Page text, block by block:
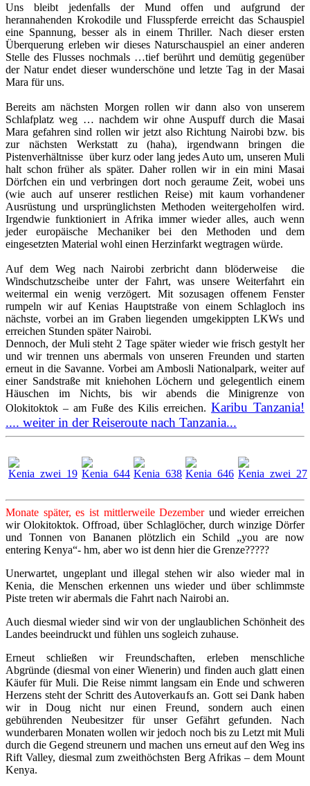
Uns bleibt jedenfalls der Mund offen und aufgrund der
herannahenden Krokodile und Flusspferde erreicht das Schauspiel
eine Spannung, besser als in einem Thriller. Nach dieser ersten
Überquerung erleben wir dieses Naturschauspiel an einer anderen
Stelle des Flusses nochmals …tief berührt und demütig gegenüber
der Natur endet dieser wunderschöne und letzte Tag in der Masai
Mara für uns.
Bereits am nächsten Morgen rollen wir dann also von unserem
Schlafplatz weg … nachdem wir ohne Auspuff durch die Masai
Mara gefahren sind rollen wir jetzt also Richtung Nairobi bzw. bis
zur nächsten Werkstatt zu (haha), irgendwann bringen die
Pistenverhältnisse über kurz oder lang jedes Auto um, unseren Muli
halt schon früher als später. Daher rollen wir in ein mini Masai
Dörfchen ein und verbringen dort noch geraume Zeit, wobei uns
(wie auch auf unserer restlichen Reise) mit kaum vorhandener
Ausrüstung und ursprünglichsten Methoden weitergeholfen wird.
Irgendwie funktioniert in Afrika immer wieder alles, auch wenn
jeder europäische Mechaniker bei den Methoden und dem
eingesetzten Material wohl einen Herzinfarkt wegtragen würde.
Auf dem Weg nach Nairobi zerbricht dann blöderweise die
Windschutzscheibe unter der Fahrt, was unsere Weiterfahrt ein
weitermal ein wenig verzögert. Mit sozusagen offenem Fenster
rumpeln wir auf Kenias Hauptstraße von einem Schlagloch ins
nächste, vorbei an im Graben liegenden umgekippten LKWs und
erreichen Stunden später Nairobi.
Dennoch, der Muli steht 2 Tage später wieder wie frisch gestylt her
und wir trennen uns abermals von unseren Freunden und starten
erneut in die Savanne. Vorbei am Ambosli Nationalpark, weiter auf
einer Sandstraße mit kniehohen Löchern und gelegentlich einem
Häuschen im Nichts, bis wir abends die Minigrenze von
Olokitoktok – am Fuße des Kilis erreichen. Karibu Tanzania!
.... weiter in der Reiseroute nach Tanzania...
Monate später, es ist mittlerweile Dezemberund wieder erreichen
wir Olokitoktok. Offroad, über Schlaglöcher, durch winzige Dörfer
und Tonnen von Bananen plötzlich ein Schild „you are now
entering Kenya“- hm, aber wo ist denn hier die Grenze?????
Unerwartet, ungeplant und illegal stehen wir also wieder mal in
Kenia, die Menschen erkennen uns wieder und über schlimmste
Piste treten wir abermals die Fahrt nach Nairobi an.
Auch diesmal wieder sind wir von der unglaublichen Schönheit des
Landes beeindruckt und fühlen uns sogleich zuhause.
Erneut schließen wir Freundschaften, erleben menschliche
Abgründe (diesmal von einer Wienerin) und finden auch glatt einen
Käufer für Muli. Die Reise nimmt langsam ein Ende und schweren
Herzens steht der Schritt des Autoverkaufs an. Gott sei Dank haben
wir in Doug nicht nur einen Freund, sondern auch einen
gebührenden Neubesitzer für unser Gefährt gefunden. Nach
wunderbaren Monaten wollen wir jedoch noch bis zu Letzt mit Muli
durch die Gegend streunern und machen uns erneut auf den Weg ins
Rift Valley, diesmal zum zweithöchsten Berg Afrikas – dem Mount
Kenya.